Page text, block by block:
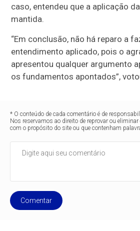
caso, entendeu que a aplicação
mantida.
“Em conclusão, não há reparo a
entendimento aplicado, pois o
apresentou qualquer argumento
os fundamentos apontados”,
* O conteúdo de cada comentário é de
Nos reservamos ao direito de reprovar ou
com o propósito do site ou que contenham
Comentar